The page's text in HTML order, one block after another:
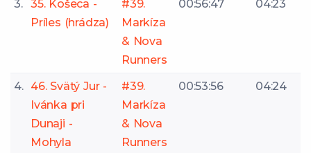
3. 35. Košeca -
Príles (hrádza)
#39.
Markíza
& Nova
Runners
00:56:47 04:23
4. 46. Svätý Jur -
Ivánka pri
Dunaji -
Mohyla
#39.
Markíza
& Nova
Runners
00:53:56 04:24